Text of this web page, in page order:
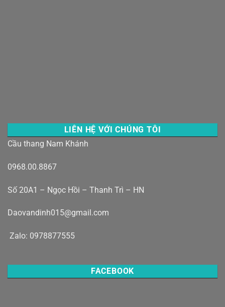
LIÊN HỆ VỚI CHÚNG TÔI
Cầu thang Nam Khánh
0968.00.8867
Số 20A1 – Ngọc Hồi – Thanh Trì – HN
Daovandinh015@gmail.com
Zalo: 0978877555
FACEBOOK